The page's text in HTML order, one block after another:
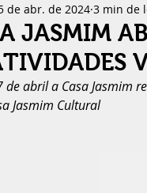
JASMIM
de abr. de 2024 3 min de
de abril a Casa Jasmim
Jasmim Cultural